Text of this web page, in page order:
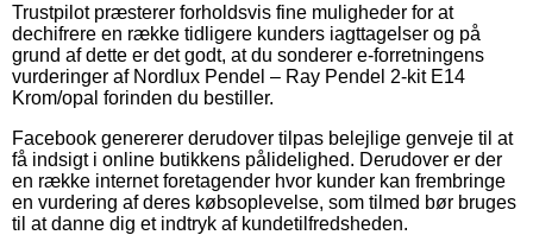
Trustpilot præsterer forholdsvis fine muligheder for at
dechifrere en række tidligere kunders iagttagelser og på
grund af dette er det godt, at du sonderer e-forretningens
vurderinger af Nordlux Pendel – Ray Pendel 2-kit E14
Krom/opal forinden du bestiller.
Facebook genererer derudover tilpas belejlige genveje til at
få indsigt i online butikkens pålidelighed. Derudover er der
en række internet foretagender hvor kunder kan frembringe
en vurdering af deres købsoplevelse, som tilmed bør bruges
til at danne dig et indtryk af kundetilfredsheden.